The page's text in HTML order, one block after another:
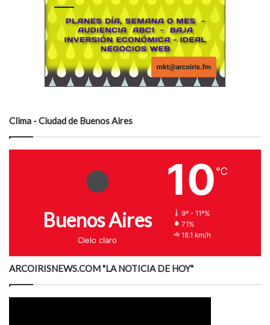
Clima - Ciudad de Buenos Aires
Buenos Aires
Cielo claro
10 ℃
9º - 11º%
71%
18.1 km/h
ARCOIRISNEWS.COM "LA NOTICIA DE HOY"